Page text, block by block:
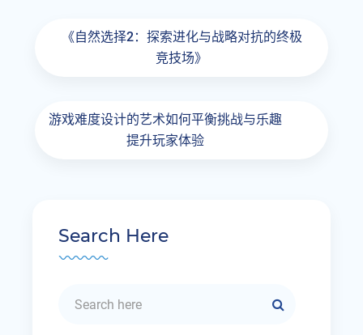
《自然选择2：探索进化与战略对抗的终极
竞技场》
游戏难度设计的艺术如何平衡挑战与乐趣
提升玩家体验
Search Here